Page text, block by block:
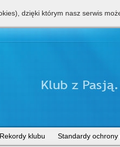
ze Szkołą Podstawową nr 28 klasy
Rekordy klubu Standardy ochrony
dzięki którym nasz serwis